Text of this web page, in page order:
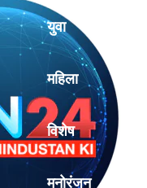
युवा
महिला
विशेष
मनोरंजन